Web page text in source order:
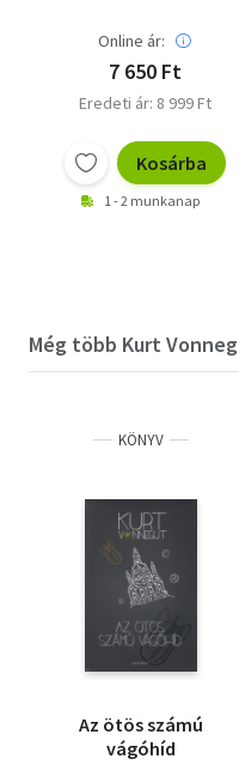
Online ár:
7 650 Ft
Eredeti ár: 8 999 Ft
Kosárba
1 - 2 munkanap
Még több Kurt
KÖNYV
Az ötös számú
vágóhíd